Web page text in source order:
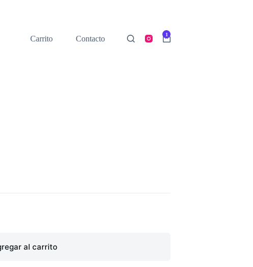
Carrito Contacto
Shopping
1
al carrito